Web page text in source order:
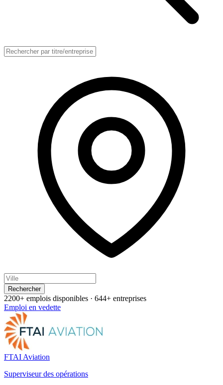
Rechercher
2200+ emplois disponibles · 644+ entreprises
Emploi en vedette
FTAI Aviation
Superviseur des opérations